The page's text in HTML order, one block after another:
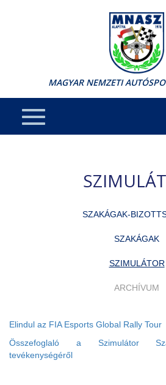
MAGYAR NEMZETI
SZAKÁGAK-
SZAKÁGAK
SZIMULÁTOR
ARCHÍVUM
Elindul az FIA Esports Global Rally Tour
Összefoglaló a Szimulátor
tevékenységéről